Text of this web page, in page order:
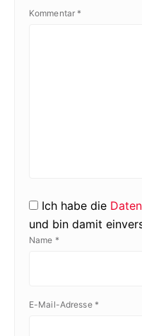
Kommentar *
Ich habe die
und bin damit
Name *
E-Mail-Adresse *